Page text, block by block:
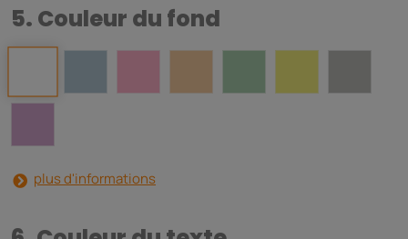
5. Couleur du fond
plus d'informations